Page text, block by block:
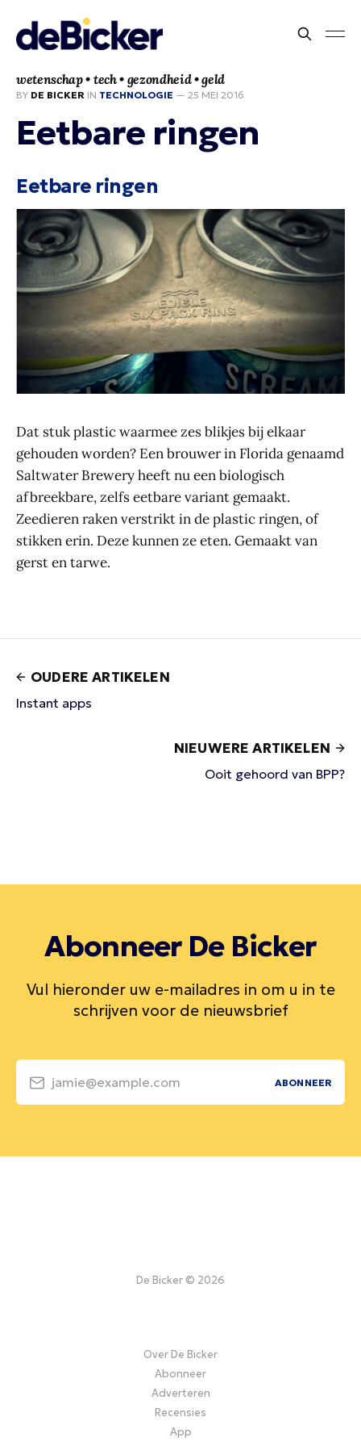
wetenschap • tech • gezondheid • geld
BY DE BICKER IN TECHNOLOGIE — 25 MEI 2016
Eetbare ringen
Eetbare ringen
Dat stuk plastic waarmee zes blikjes bij elkaar
gehouden worden? Een brouwer in Florida genaamd
Saltwater Brewery heeft nu een biologisch
afbreekbare, zelfs eetbare variant gemaakt.
Zeedieren raken verstrikt in de plastic ringen, of
stikken erin. Deze kunnen ze eten. Gemaakt van
gerst en tarwe.
OUDERE ARTIKELEN
Instant apps
NIEUWERE ARTIKELEN
Ooit gehoord van BPP?
Abonneer De Bicker
Vul hieronder uw e-mailadres in om u in te
schrijven voor de nieuwsbrief
jamie@example.com ABONNEER
De Bicker © 2026
Over De Bicker
Abonneer
Adverteren
Recensies
App